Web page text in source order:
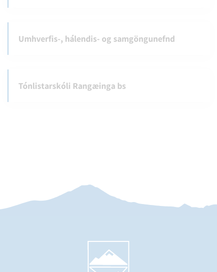
Umhverfis-, hálendis- og samgöngunefnd
Tónlistarskóli Rangæinga bs